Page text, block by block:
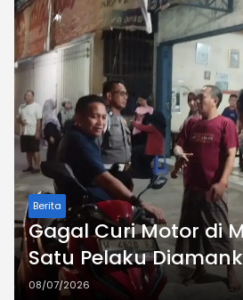
Berita
Gagal Curi Motor di
Satu Pelaku
Usai Diamuk Massa
08/07/2026